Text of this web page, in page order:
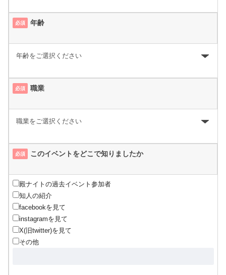
必須 年齢
必須 職業
必須 このイベントをどこで知りましたか
殿ナイトの過去イベント参加者
知人の紹介
facebookを見て
instagramを見て
X(旧twitter)を見て
その他